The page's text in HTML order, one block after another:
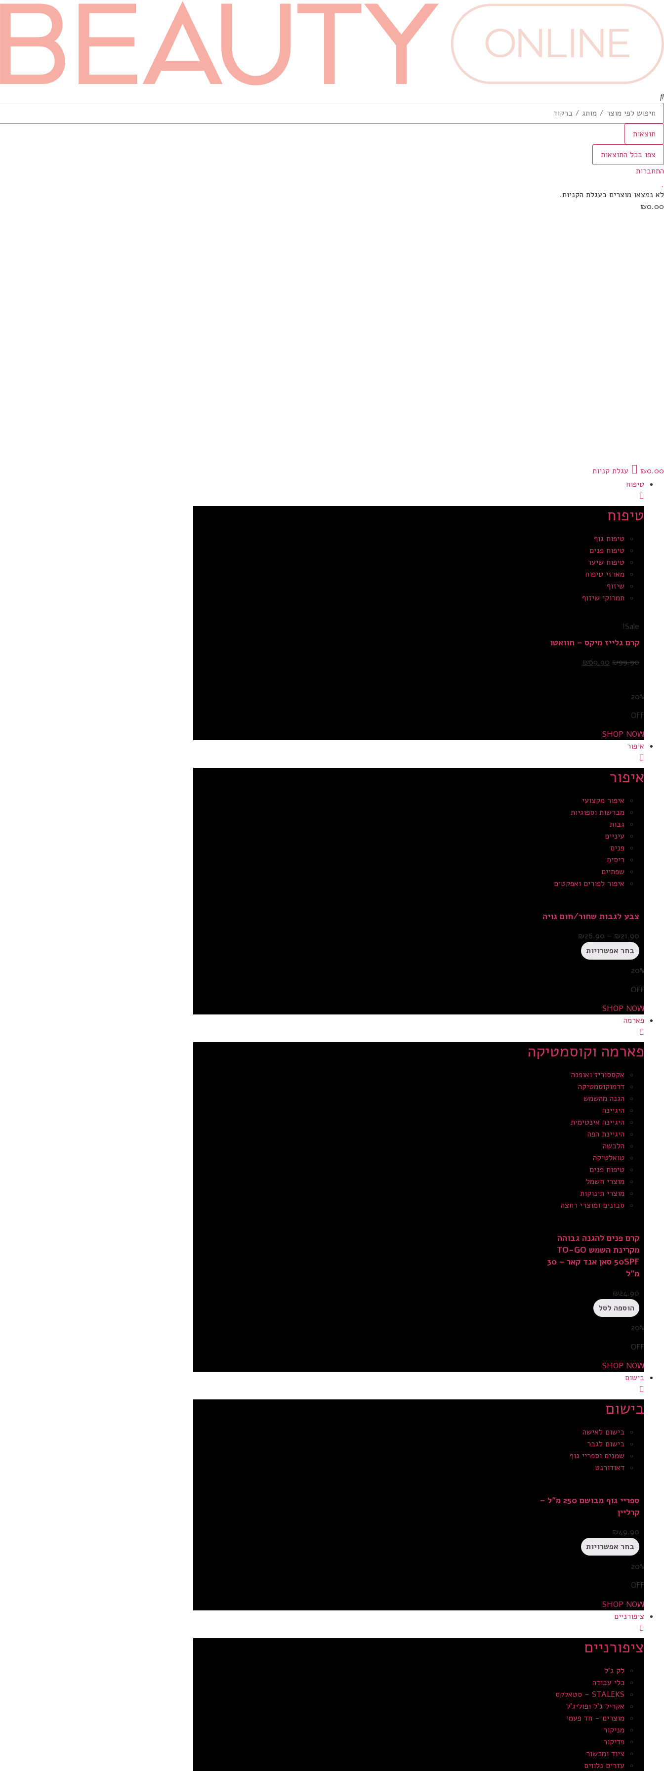
תוצאות
צפו בכל התוצאות
התחברות
לא נמצאו מוצרים בעגלת הקניות.
₪0.00
₪0.00
עגלת קניות
טיפוח
טיפוח
טיפוח גוף
טיפוח פנים
טיפוח שיער
מארזי טיפוח
שיזוף
תמרוקי שיזוף
Sale!
קרם גלייז מיקס – חוואטו
₪99.90
₪69.90
20%
OFF
SHOP NOW
איפור
איפור
איפור מקצועי
מברשות וספוגיות
גבות
עיניים
פנים
ריסים
שפתיים
איפור לפורים ואפקטים
צבע לגבות שחור/חום גויה
₪21.90
–
₪26.90
בחר אפשרויות
20%
OFF
SHOP NOW
פארמה
פארמה וקוסמטיקה
אקססוריז ואופנה
דרמוקוסמטיקה
הגנה מהשמש
היגיינה
היגיינה אינטימית
היגיינת הפה
הלבשה
טואלטיקה
טיפוח פנים
מוצרי חשמל
מוצרי תינוקות
סבונים ומוצרי רחצה
קרם פנים להגנה גבוהה
מקרינת השמש TO-GO
50SPF סאן אנד קאר – 30
מ”ל
₪24.90
הוספה לסל
20%
OFF
SHOP NOW
בישום
בישום
בישום לאישה
בישום לגבר
שמנים וספריי גוף
דאודורנט
ספריי גוף מבושם 250 מ”ל –
קרליין
₪49.90
בחר אפשרויות
20%
OFF
SHOP NOW
ציפורניים
ציפורניים
לק ג'ל
כלי עבודה
STALEKS - סטאלקס
אקריל ג’ל ופוליג’ל
מוצרים - חד פעמי
מניקור
פדיקור
ציוד ומכשור
עזרים נלווים